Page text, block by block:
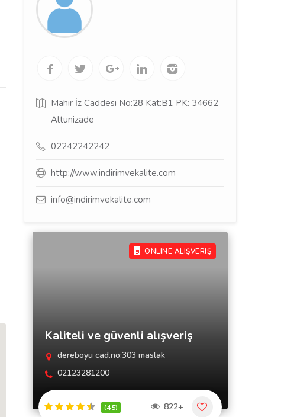
Mahir İz Caddesi No:28 Kat:B1 PK: 34662
Altunizade
02242242242
http://www.indirimvekalite.com
info@indirimvekalite.com
ONLINE ALIŞVERIŞ
Kaliteli ve güvenli alışveriş
dereboyu cad.no:303 maslak
02123281200
(4.5) 822+